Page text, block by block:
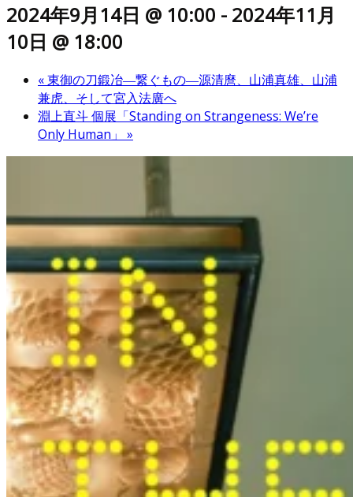
2024年9月14日 @ 10:00 - 2024年11月
10日 @ 18:00
«東御の刀鍛冶―繋ぐもの―源清麿、山浦真雄、山浦
兼虎、そして宮入法廣へ
淵上直斗 個展「Standing on Strangeness: We’re
Only Human」 »